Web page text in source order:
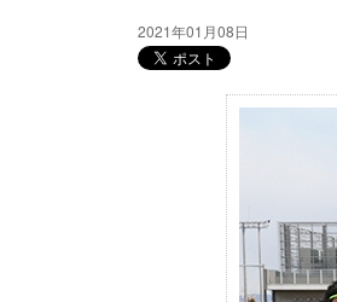
2021年01月08日